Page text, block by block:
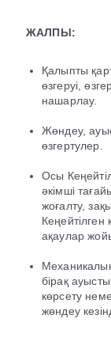
ЖАЛПЫ:
Қалыпты
өзгеруі,
нашарлау.
Жөндеу,
өзгертулер.
Осы
әкімші
жоғалту,
Кеңейтілген
ақаулар
бірақ
көрсету
жөндеу